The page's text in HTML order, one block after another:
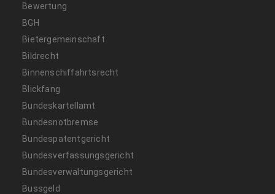
Bewertung
BGH
Bietergemeinschaft
Bildrecht
Binnenschiffahrtsrecht
Blickfang
Bundeskartellamt
Bundesnotbremse
Bundespatentgericht
Bundesverfassungsgericht
Bundesverwaltungsgericht
Bussgeld